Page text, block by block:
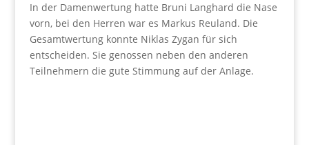
In der Damenwertung hatte Bruni Langhard die Nase
vorn, bei den Herren war es Markus Reuland. Die
Gesamtwertung konnte Niklas Zygan für sich
entscheiden. Sie genossen neben den anderen
Teilnehmern die gute Stimmung auf der Anlage.